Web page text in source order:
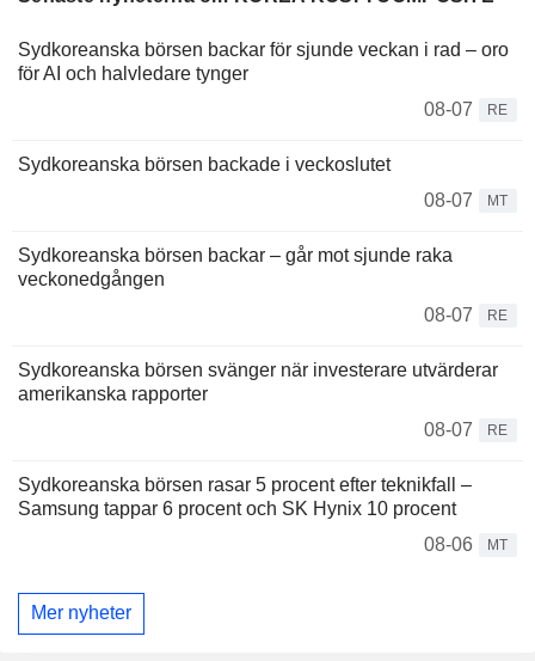
Sydkoreanska börsen backar för sjunde veckan i rad – oro
för AI och halvledare tynger
08-07
RE
Sydkoreanska börsen backade i veckoslutet
08-07
MT
Sydkoreanska börsen backar – går mot sjunde raka
veckonedgången
08-07
RE
Sydkoreanska börsen svänger när investerare utvärderar
amerikanska rapporter
08-07
RE
Sydkoreanska börsen rasar 5 procent efter teknikfall –
Samsung tappar 6 procent och SK Hynix 10 procent
08-06
MT
Mer nyheter